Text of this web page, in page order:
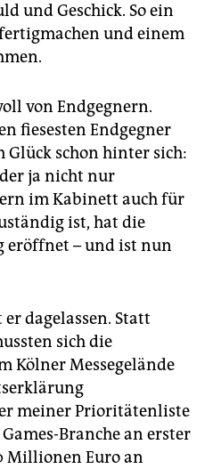
und Geschick. So ein
und einem
von Endgegnern.
fiesesten Endgegner
Glück schon hinter sich:
der ja nicht nur
im Kabinett auch für
ist, hat die
eröffnet – und ist nun
dagelassen. Statt
sich die
Kölner Messegelände
meiner Prioritätenliste
Branche an erster
Millionen Euro an